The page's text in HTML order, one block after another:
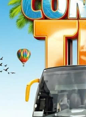
Khẩu Độ Lớn
Khẩu Độ Nhỏ
Ngàm Ống Kính :
Định Dạng Ống
Khoảng Cách
Độ Phóng Đại :
Thành Phần
Số Lá Khẩu : 7 lá
Loại Lấy Nét :
Xem thêm